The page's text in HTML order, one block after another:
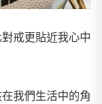
戒更貼近我心中
我們生活中的角